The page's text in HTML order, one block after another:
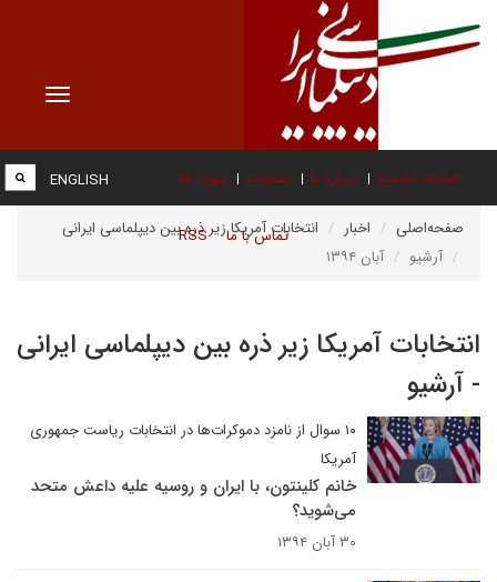
Toggle
صفحه نخست درباره ما عضویت پیوند ها
تماس با ما RSS
ENGLISH
صفحه‌اصلی اخبار
انتخابات آمریکا زیر ذره بین دیپلماسی ایرانی
آرشیو
آبان ۱۳۹۴
انتخابات آمریکا زیر ذره بین دیپلماسی ایرانی
- آرشیو
۱۰ سوال از نامزد دموکرات‌ها در انتخابات ریاست جمهوری
آمریکا
خانم کلینتون، با ایران و روسیه علیه داعش متحد
می‌شوید؟
۳۰ آبان ۱۳۹۴